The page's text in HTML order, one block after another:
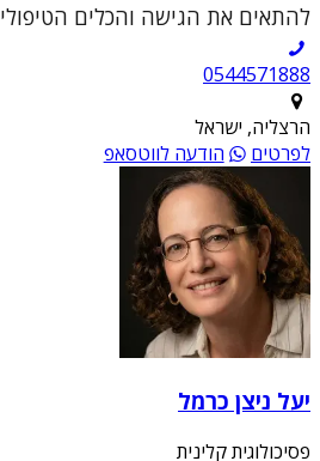
להתאים את הגישה והכלים
0544571888
הרצליה, ישראל
לפרטים
הודעה לווטסאפ
יעל ניצן כרמל
פסיכולוגית קלינית